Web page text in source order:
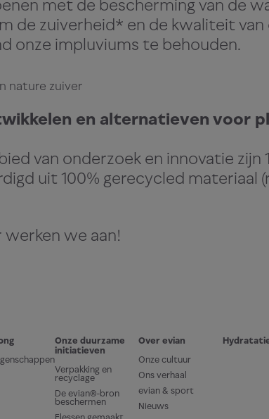
hars.
wordt
met de bescherming van de
de zuiverheid* en de kwaliteit
onze impluviums te behouden.
nature zuiver
en alternatieven voor
van onderzoek en innovatie zijn
uit 100% gerecycled materiaal
we aan!
Onze duurzame
initiatieven
Verpakking en
recyclage
De evian®-bron
beschermen
Over evian
Onze cultuur
Ons verhaal
evian & sport
Nieuws